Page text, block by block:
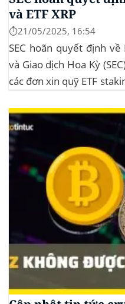
và ETF XRP
⏱️21/05/2025, 16:54
SEC hoãn quyết định về
và Giao dịch Hoa Kỳ
các đơn xin quỹ ETF
10/2025 để thu thập